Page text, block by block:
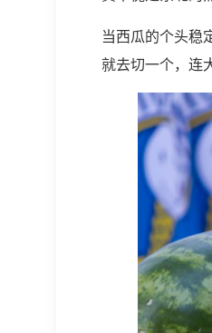
当西瓜的个头稳
就去切一个，连